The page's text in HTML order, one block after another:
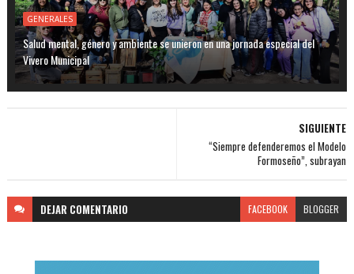
GENERALES
Salud mental, género y ambiente se unieron en una jornada especial del
Vivero Municipal
SIGUIENTE
“Siempre defenderemos el Modelo
Formoseño”, subrayan
DEJAR COMENTARIO FACEBOOK BLOGGER